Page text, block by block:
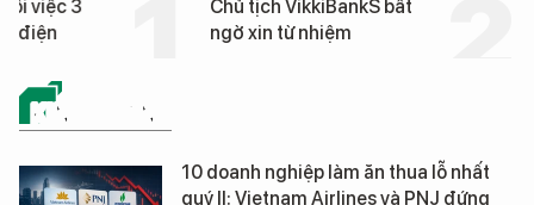
việc 3
điện
Chủ tịch VikkiBankS bất
ngờ xin từ nhiệm
KINH DOANH
10 doanh nghiệp làm ăn thua lỗ nhất
quý II: Vietnam Airlines và PNJ đứng